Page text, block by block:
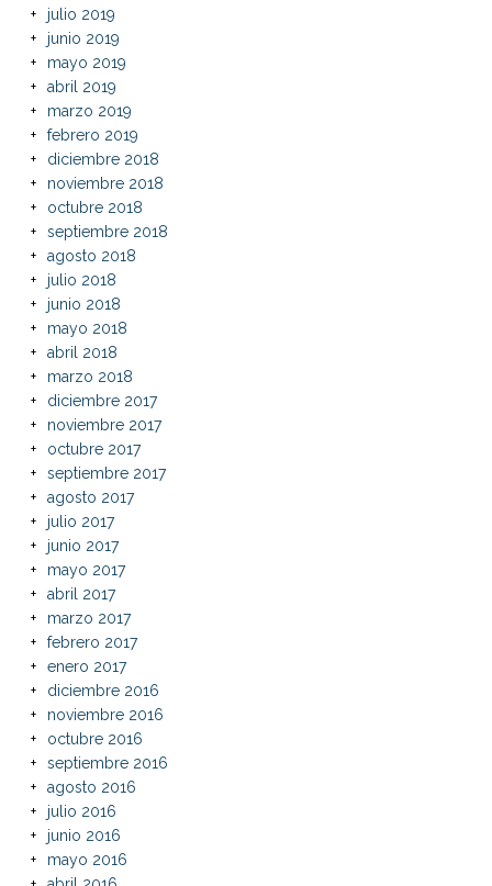
julio 2019
junio 2019
mayo 2019
abril 2019
marzo 2019
febrero 2019
diciembre 2018
noviembre 2018
octubre 2018
septiembre 2018
agosto 2018
julio 2018
junio 2018
mayo 2018
abril 2018
marzo 2018
diciembre 2017
noviembre 2017
octubre 2017
septiembre 2017
agosto 2017
julio 2017
junio 2017
mayo 2017
abril 2017
marzo 2017
febrero 2017
enero 2017
diciembre 2016
noviembre 2016
octubre 2016
septiembre 2016
agosto 2016
julio 2016
junio 2016
mayo 2016